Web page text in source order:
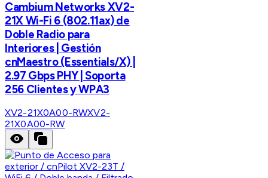
Cambium Networks XV2-
21X Wi-Fi 6 (802.11ax) de
Doble Radio para
Interiores | Gestión
cnMaestro (Essentials/X) |
2.97 Gbps PHY | Soporta
256 Clientes y WPA3
XV2-21X0A00-RWXV2-
21X0A00-RW